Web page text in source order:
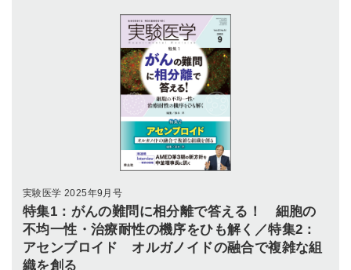
実験医学 2025年9月号
特集1：がんの難問に相分離で答える！ 細胞の
不均一性・治療耐性の機序をひも解く／特集2：
アセンブロイド オルガノイドの融合で複雑な組
織を創る